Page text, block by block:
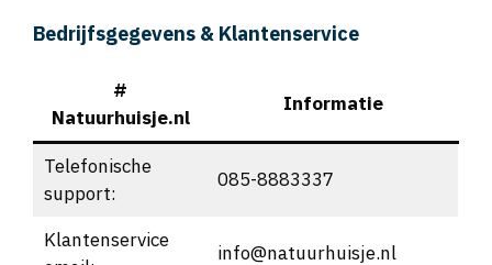
Bedrijfsgegevens & Klantenservice
#
Natuurhuisje.nl
Informatie
Telefonische
support:
085-8883337
Klantenservice
info@natuurhuisje.nl